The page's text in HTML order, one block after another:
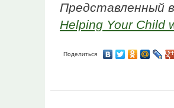
Helping Your Child
Поделиться